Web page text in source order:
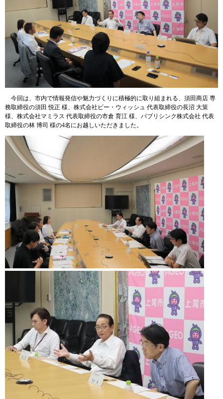
今回は、市内で情報発信や魅力づくりに積極的に取り組まれる、須田商店 専
務取締役の須田 悦正 様、株式会社ビー・ウィッシュ 代表取締役の長沼 大策
様、株式会社マミラス 代表取締役の市倉 育江 様、パブリシンク株式会社 代表
取締役の林 博司 様の4名にお越しいただきました。